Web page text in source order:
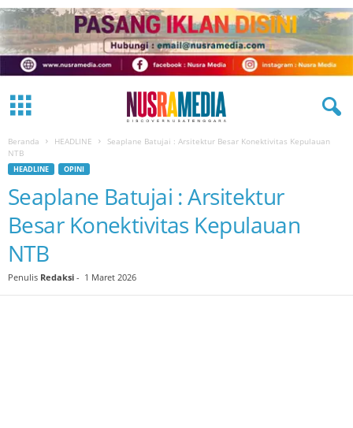
Beranda HEADLINE
Seaplane Batujai : Arsitektur Besar Konektivitas Kepulauan
NTB
HEADLINE OPINI
Seaplane Batujai : Arsitektur
Besar Konektivitas Kepulauan
NTB
Penulis Redaksi - 1 Maret 2026